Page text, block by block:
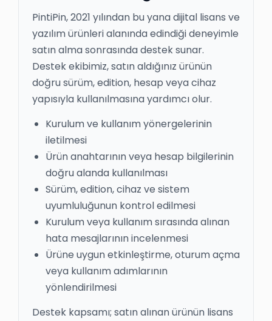
PintiPin, 2021 yılından bu yana dijital lisans ve
yazılım ürünleri alanında edindiği deneyimle
satın alma sonrasında destek sunar.
Destek ekibimiz, satın aldığınız ürünün
doğru sürüm, edition, hesap veya cihaz
yapısıyla kullanılmasına yardımcı olur.
Kurulum ve kullanım yönergelerinin
iletilmesi
Ürün anahtarının veya hesap bilgilerinin
doğru alanda kullanılması
Sürüm, edition, cihaz ve sistem
uyumluluğunun kontrol edilmesi
Kurulum veya kullanım sırasında alınan
hata mesajlarının incelenmesi
Ürüne uygun etkinleştirme, oturum açma
veya kullanım adımlarının
yönlendirilmesi
Destek kapsamı; satın alınan ürünün lisans